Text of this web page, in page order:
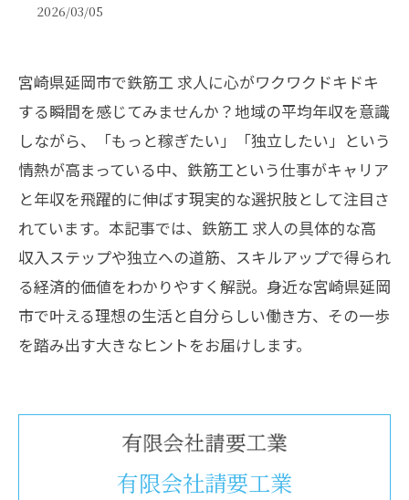
2026/03/05
宮崎県延岡市で鉄筋工 求人に心がワクワクドキドキ
する瞬間を感じてみませんか？地域の平均年収を意識
しながら、「もっと稼ぎたい」「独立したい」という
情熱が高まっている中、鉄筋工という仕事がキャリア
と年収を飛躍的に伸ばす現実的な選択肢として注目さ
れています。本記事では、鉄筋工 求人の具体的な高
収入ステップや独立への道筋、スキルアップで得られ
る経済的価値をわかりやすく解説。身近な宮崎県延岡
市で叶える理想の生活と自分らしい働き方、その一歩
を踏み出す大きなヒントをお届けします。
有限会社請要工業